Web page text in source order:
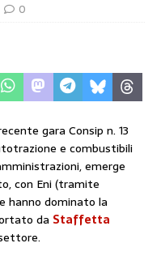
0
gara Consip n. 13
e combustibili
emerge
con Eni (tramite
hanno dominato la
da Staffetta